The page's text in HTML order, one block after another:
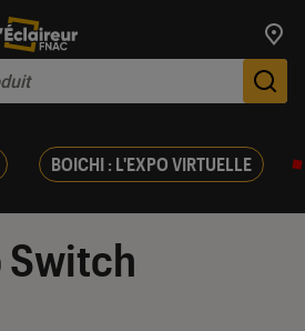
BOICHI : L'EXPO VIRTUELLE